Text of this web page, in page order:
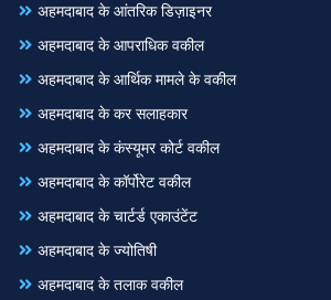
अहमदाबाद के आंतरिक डिज़ाइनर
अहमदाबाद के आपराधिक वकील
अहमदाबाद के आर्थिक मामले के वकील
अहमदाबाद के कर सलाहकार
अहमदाबाद के कंस्यूमर कोर्ट वकील
अहमदाबाद के कॉर्पोरेट वकील
अहमदाबाद के चार्टर्ड एकाउंटेंट
अहमदाबाद के ज्योतिषी
अहमदाबाद के तलाक वकील